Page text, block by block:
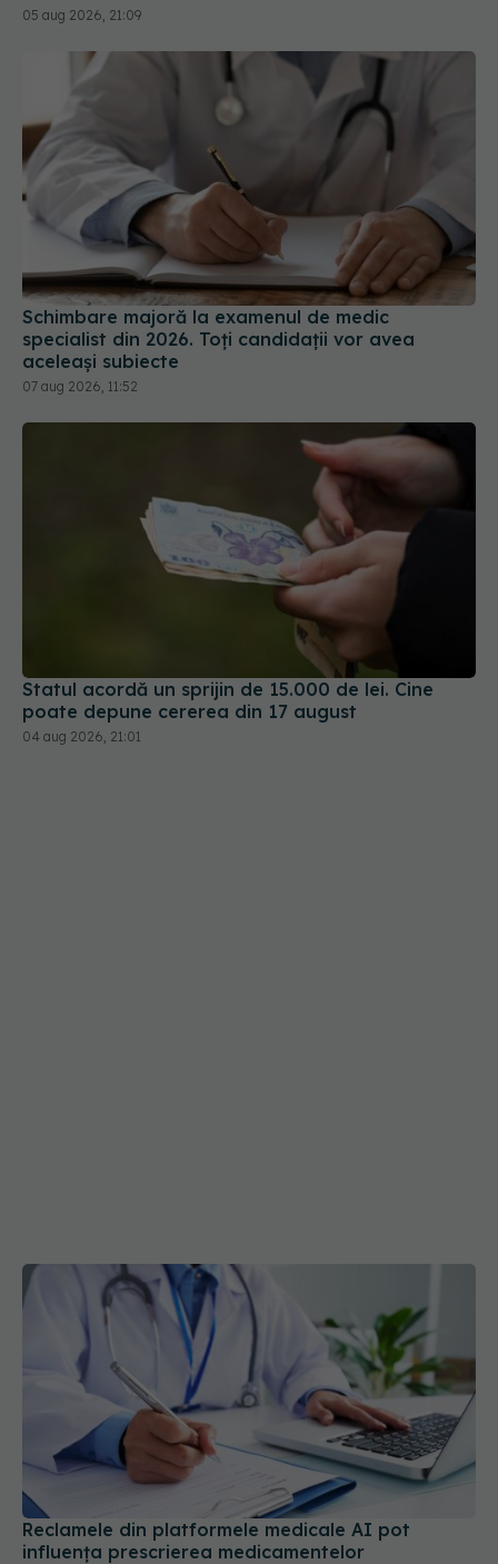
Schimbare majoră la examenul de medic
specialist din 2026. Toți candidații vor avea
aceleași subiecte
07 aug 2026, 11:52
Statul acordă un sprijin de 15.000 de lei. Cine
poate depune cererea din 17 august
Reclamele din platformele medicale AI pot
influența prescrierea medicamentelor
09 aug 2026, 21:00